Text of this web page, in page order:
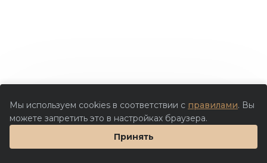
Мы используем cookies в соответствии с правилами. Вы
можете запретить это в настройках браузера.
Принять